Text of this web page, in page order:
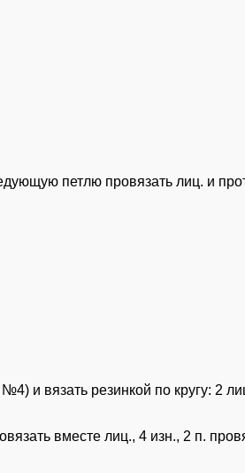
петлю провязать лиц. и
вязать резинкой по кругу: 2
вместе лиц., 4 изн., 2 п.